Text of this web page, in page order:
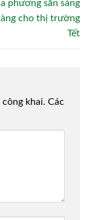
phương sẵn sàng
cho thị trường
Tết
khai. Các